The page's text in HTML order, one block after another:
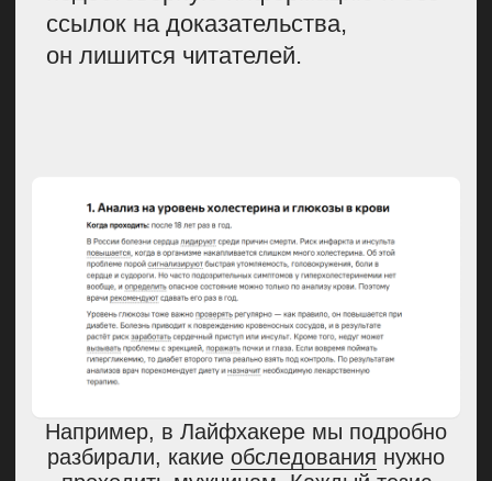
Достоверные источники.
Мы
всегда подкрепляемсвои слова
ссылками и проверяем каждую
где есть информация
о проводимых исследованиях.
В статьях Лайфхакера много ссылок
на источники, всегда можно